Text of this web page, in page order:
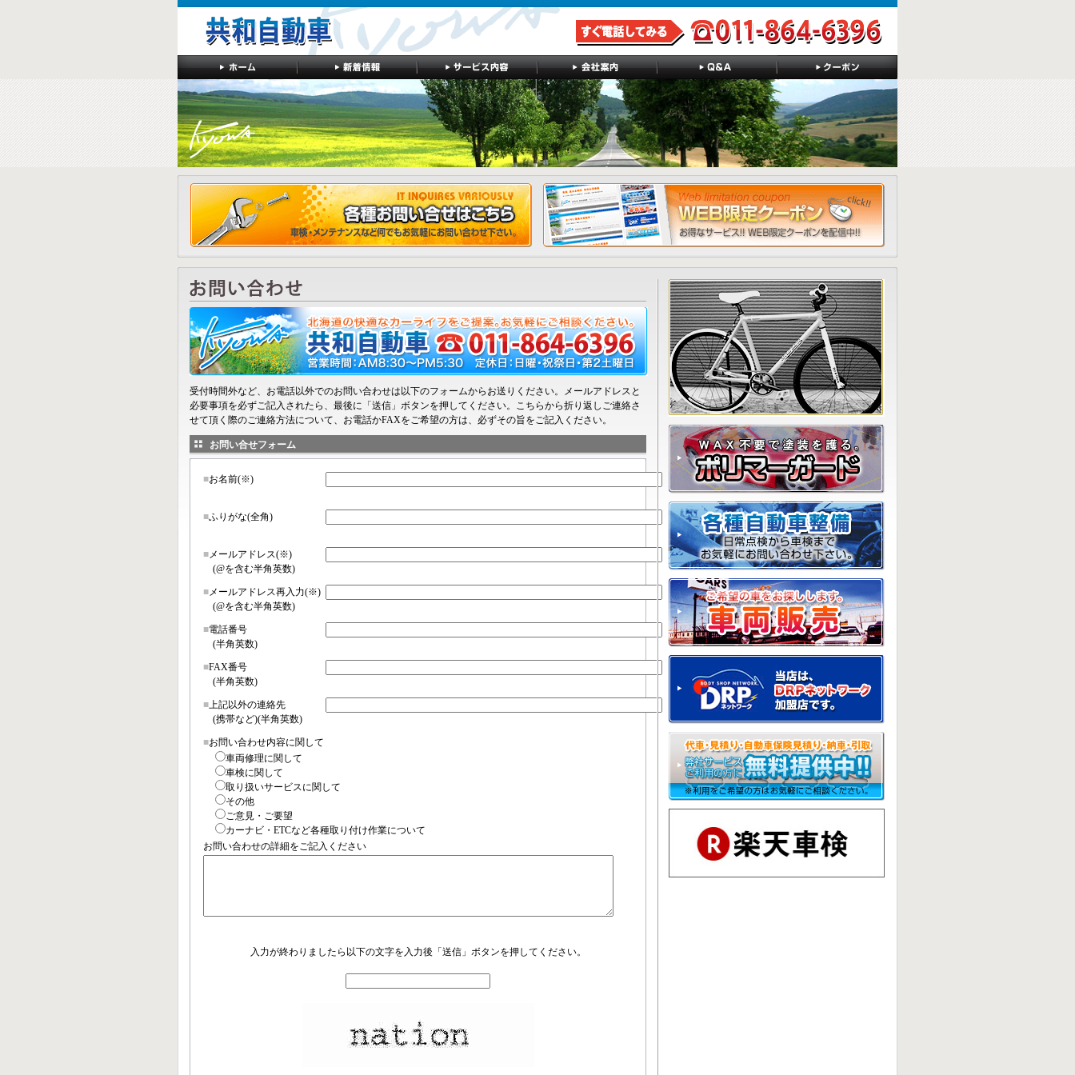
受付時間外など、お電話以外でのお問い合わせは以下のフォームからお送りください。メールアドレスと
必要事項を必ずご記入されたら、最後に「送信」ボタンを押してください。こちらから折り返しご連絡さ
せて頂く際のご連絡方法について、お電話かFAXをご希望の方は、必ずその旨をご記入ください。
お問い合せフォーム
■お名前(※)
■ふりがな(全角)
■メールアドレス(※)
(@を含む半角英数)
■メールアドレス再入力(※)
(@を含む半角英数)
■電話番号
(半角英数)
■FAX番号
(半角英数)
■上記以外の連絡先
(携帯など)(半角英数)
■お問い合わせ内容に関して
車両修理に関して
車検に関して
取り扱いサービスに関して
その他
ご意見・ご要望
カーナビ・ETCなど各種取り付け作業について
お問い合わせの詳細をご記入ください
入力が終わりましたら以下の文字を入力後「送信」ボタンを押してください。